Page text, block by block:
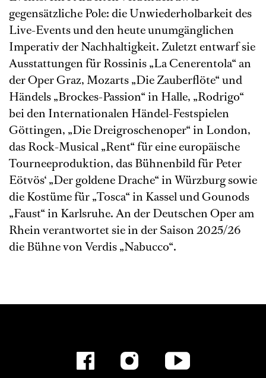
gegensätzliche Pole: die Unwiederholbarkeit des
Live-Events und den heute unumgänglichen
Imperativ der Nachhaltigkeit. Zuletzt entwarf sie
Ausstattungen für Rossinis „La Cenerentola“ an
der Oper Graz, Mozarts „Die Zauberflöte“ und
Händels „Brockes-Passion“ in Halle, „Rodrigo“
bei den Internationalen Händel-Festspielen
Göttingen, „Die Dreigroschenoper“ in London,
das Rock-Musical „Rent“ für eine europäische
Tourneeproduktion, das Bühnenbild für Peter
Eötvös‘ „Der goldene Drache“ in Würzburg sowie
die Kostüme für „Tosca“ in Kassel und Gounods
„Faust“ in Karlsruhe. An der Deutschen Oper am
Rhein verantwortet sie in der Saison 2025/26
die Bühne von Verdis „Nabucco“.